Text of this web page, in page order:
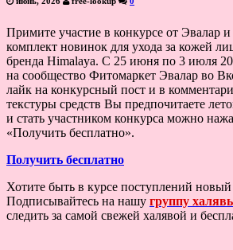
Примите участие в конкурсе от Эвалар
комплект новинок для ухода за кожей
бренда Himalaya. С 25 июня по 3 июля
на сообщество Фитомаркет Эвалар во
лайк на конкурсный пост и в
текстуры средств Вы предпочитаете
и стать участником конкурса можно
«Получить бесплатно».
Получить бесплатно
Хотите быть в курсе поступлений
Подписывайтесь на нашу группу
следить за самой свежей халявой и